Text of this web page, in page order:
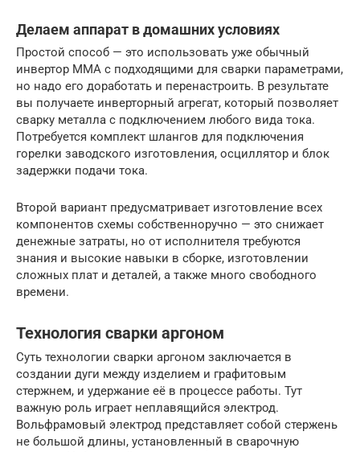
Делаем аппарат в домашних условиях
Простой способ — это использовать уже обычный
инвертор MMA с подходящими для сварки параметрами,
но надо его доработать и перенастроить. В результате
вы получаете инверторный агрегат, который позволяет
сварку металла с подключением любого вида тока.
Потребуется комплект шлангов для подключения
горелки заводского изготовления, осциллятор и блок
задержки подачи тока.
Второй вариант предусматривает изготовление всех
компонентов схемы собственноручно — это снижает
денежные затраты, но от исполнителя требуются
знания и высокие навыки в сборке, изготовлении
сложных плат и деталей, а также много свободного
времени.
Технология сварки аргоном
Суть технологии сварки аргоном заключается в
создании дуги между изделием и графитовым
стержнем, и удержание её в процессе работы. Тут
важную роль играет неплавящийся электрод.
Вольфрамовый электрод представляет собой стержень
не большой длины, установленный в сварочную